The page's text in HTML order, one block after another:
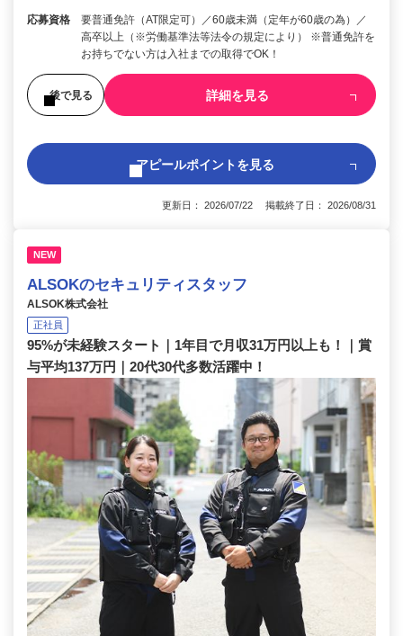
応募資格
要普通免許（AT限定可）／60歳未満（定年が60歳の為）／
高卒以上（※労働基準法等法令の規定により） ※普通免許を
お持ちでない方は入社までの取得でOK！
後で見る 詳細を見る
アピールポイントを見る
更新日： 2026/07/22 掲載終了日： 2026/08/31
NEW
ALSOKのセキュリティスタッフ
ALSOK株式会社
正社員
95%が未経験スタート｜1年目で月収31万円以上も！｜賞
与平均137万円｜20代30代多数活躍中！